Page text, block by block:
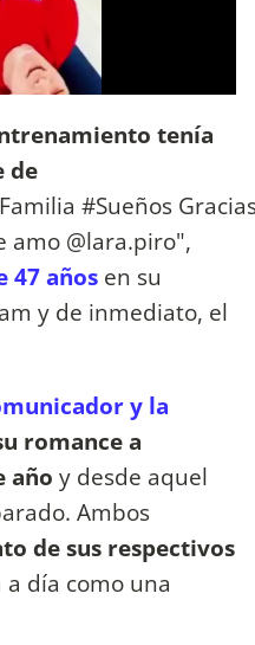
tenía
de
#Sueños
amo @lara.piro",
47 años en su
y de inmediato, el
y la
romance a
año y desde aquel
Ambos
de sus respectivos
día como una